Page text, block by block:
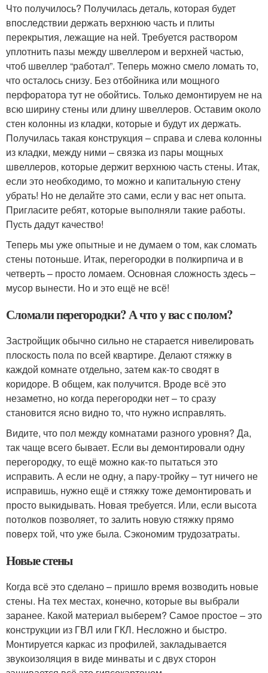
Что получилось? Получилась деталь, которая будет
впоследствии держать верхнюю часть и плиты
перекрытия, лежащие на ней. Требуется раствором
уплотнить пазы между швеллером и верхней частью,
чтоб швеллер “работал”. Теперь можно смело ломать то,
что осталось снизу. Без отбойника или мощного
перфоратора тут не обойтись. Только демонтируем не на
всю ширину стены или длину швеллеров. Оставим около
стен колонны из кладки, которые и будут их держать.
Получилась такая конструкция – справа и слева колонны
из кладки, между ними – связка из пары мощных
швеллеров, которые держит верхнюю часть стены. Итак,
если это необходимо, то можно и капитальную стену
убрать! Но не делайте это сами, если у вас нет опыта.
Пригласите ребят, которые выполняли такие работы.
Пусть дадут качество!
Теперь мы уже опытные и не думаем о том, как сломать
стены потоньше. Итак, перегородки в полкирпича и в
четверть – просто ломаем. Основная сложность здесь –
мусор вынести. Но и это ещё не всё!
Сломали перегородки? А что у вас с полом?
Застройщик обычно сильно не старается нивелировать
плоскость пола по всей квартире. Делают стяжку в
каждой комнате отдельно, затем как-то сводят в
коридоре. В общем, как получится. Вроде всё это
незаметно, но когда перегородки нет – то сразу
становится ясно видно то, что нужно исправлять.
Видите, что пол между комнатами разного уровня? Да,
так чаще всего бывает. Если вы демонтировали одну
перегородку, то ещё можно как-то пытаться это
исправить. А если не одну, а пару-тройку – тут ничего не
исправишь, нужно ещё и стяжку тоже демонтировать и
просто выкидывать. Новая требуется. Или, если высота
потолков позволяет, то залить новую стяжку прямо
поверх той, что уже была. Сэкономим трудозатраты.
Новые стены
Когда всё это сделано – пришло время возводить новые
стены. На тех местах, конечно, которые вы выбрали
заранее. Какой материал выберем? Самое простое – это
конструкции из ГВЛ или ГКЛ. Несложно и быстро.
Монтируется каркас из профилей, закладывается
звукоизоляция в виде минваты и с двух сторон